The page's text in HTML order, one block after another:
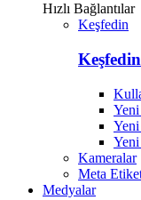
Hızlı Bağlantılar
Keşfedin
Keşfedin
Kameralar
Meta
Medyalar